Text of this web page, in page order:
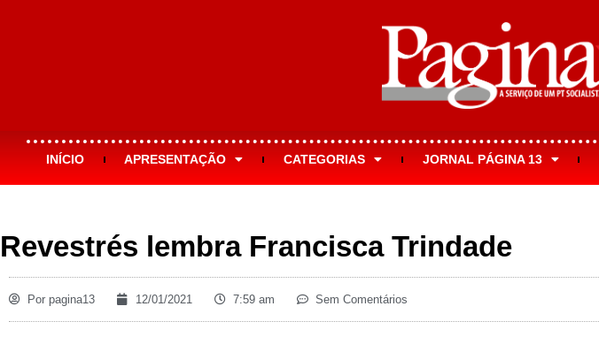
INÍCIO APRESENTAÇÃO CATEGORIAS JORNAL PÁGINA 13
Revestrés lembra Francisca Trindade
Por pagina13 12/01/2021 7:59 am Sem Comentários